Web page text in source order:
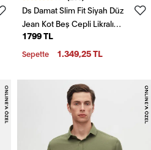
Ds Damat Slim Fit Siyah Düz
Jean Kot Beş Cepli Likralı
Yıkamalı Denim Pantolon
1799 TL
Sepette 1.349,25 TL